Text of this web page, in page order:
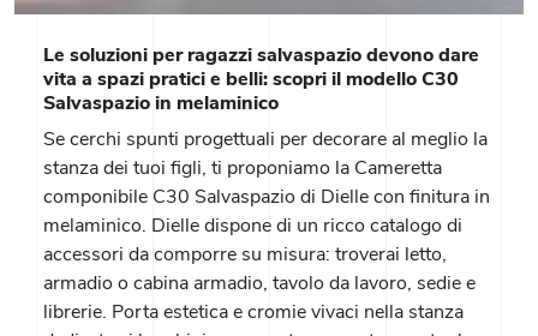
Le soluzioni per ragazzi salvaspazio devono dare
vita a spazi pratici e belli: scopri il modello C30
Salvaspazio in melaminico
Se cerchi spunti progettuali per decorare al meglio la
stanza dei tuoi figli, ti proponiamo la Cameretta
componibile C30 Salvaspazio di Dielle con finitura in
melaminico. Dielle dispone di un ricco catalogo di
accessori da comporre su misura: troverai letto,
armadio o cabina armadio, tavolo da lavoro, sedie e
librerie. Porta estetica e cromie vivaci nella stanza